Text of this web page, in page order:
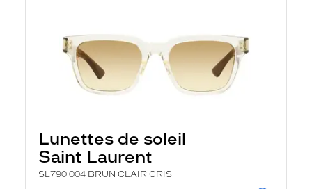
Lunettes de soleil
Saint Laurent
SL790 004 BRUN CLAIR CRIS